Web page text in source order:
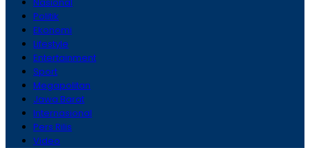
Politik
Ekonomi
Lifestyle
Entertainment
Sport
Megapolitan
Jawa Barat
Internasional
Pers Rilis
Video